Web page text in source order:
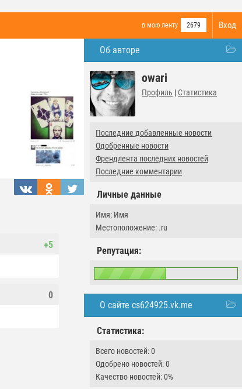
Вход
в мою ленту 2679
Об авторе
owari
Профиль | Статистика
Последние добавленные новости
Одобренные новости
Френдлента последних новостей
Последние комментарии
Личные данные
Имя: Имя
Местоположение: .ru
Репутация:
О сайте cs624925.vk.me
Статистика:
Всего новостей: 0
Одобрено новостей: 0
Качество новостей: 0%
+5
0